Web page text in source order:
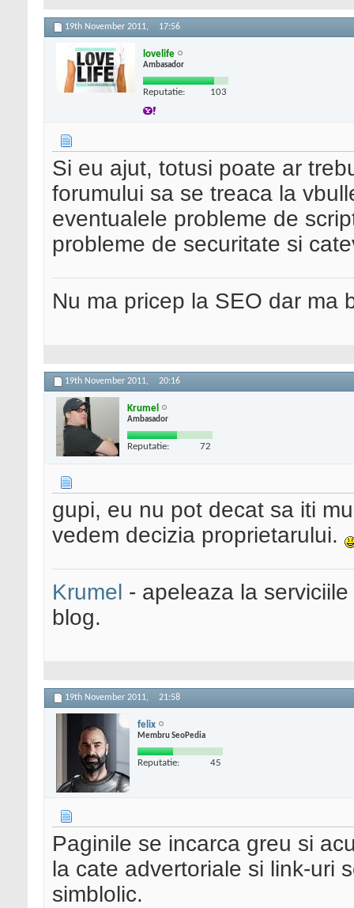
19th November 2011, 17:56
lovelife
Ambasador
Reputatie: 103
Si eu ajut, totusi poate ar
forumului sa se treaca la
eventualele probleme de
probleme de securitate si
Nu ma pricep la SEO dar ma
19th November 2011, 20:16
Krumel
Ambasador
Reputatie: 72
gupi, eu nu pot decat sa iti
vedem decizia proprietarului.
Krumel - apeleaza la
blog.
19th November 2011, 21:58
felix
Membru SeoPedia
Reputatie: 45
Paginile se incarca greu si
la cate advertoriale si link-uri
simblolic.